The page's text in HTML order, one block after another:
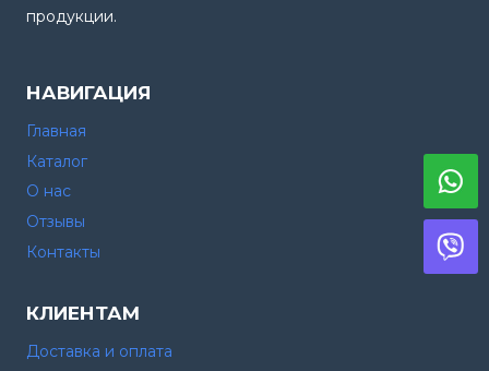
продукции.
НАВИГАЦИЯ
Главная
Каталог
О нас
Отзывы
Контакты
КЛИЕНТАМ
Доставка и оплата